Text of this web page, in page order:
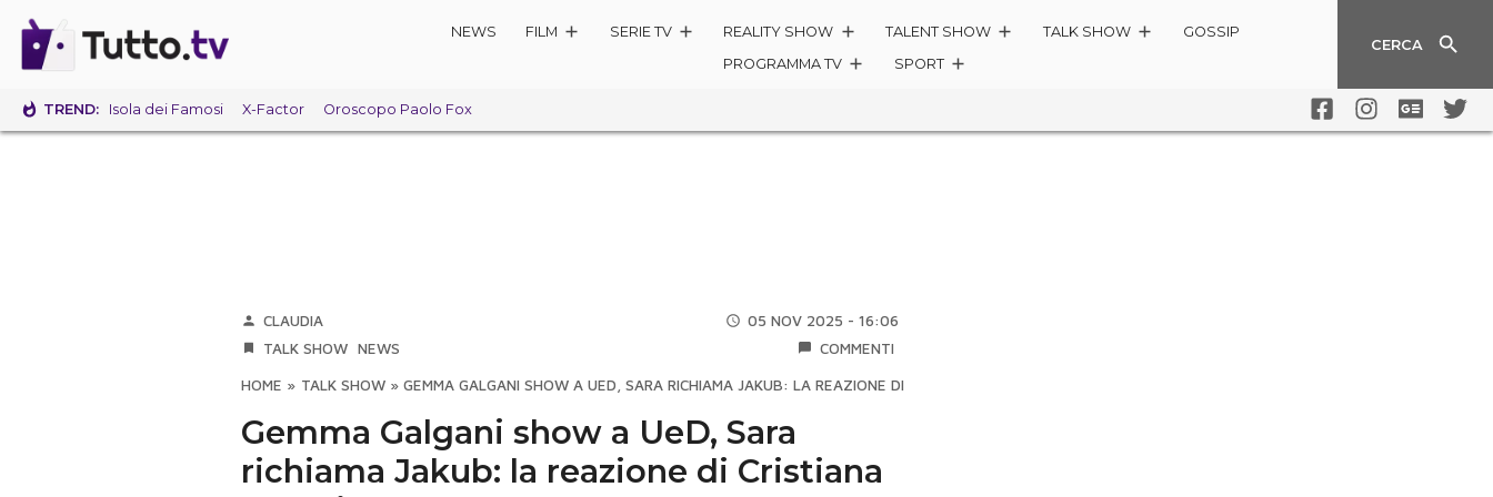
NEWS FILM SERIE TV REALITY SHOW TALENT SHOW TALK SHOW
GOSSIP
PROGRAMMA TV
SPORT
CERCA
TREND: Isola dei Famosi X-Factor Oroscopo Paolo Fox
CLAUDIA
05 NOV 2025 - 16:06
TALK SHOW NEWS COMMENTI
HOME » TALK SHOW » GEMMA GALGANI SHOW A UED, SARA RICHIAMA JAKUB: LA REAZIONE DI CRISTIANA NON PIACE
Gemma Galgani show a UeD, Sara
richiama Jakub: la reazione di Cristiana